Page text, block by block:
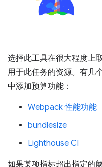
选择此工具在很大程度上
用于此任务的资源。有几
中添加预算功能：
Webpack 性能功能
bundlesize
Lighthouse CI
如果某项指标超出指定的